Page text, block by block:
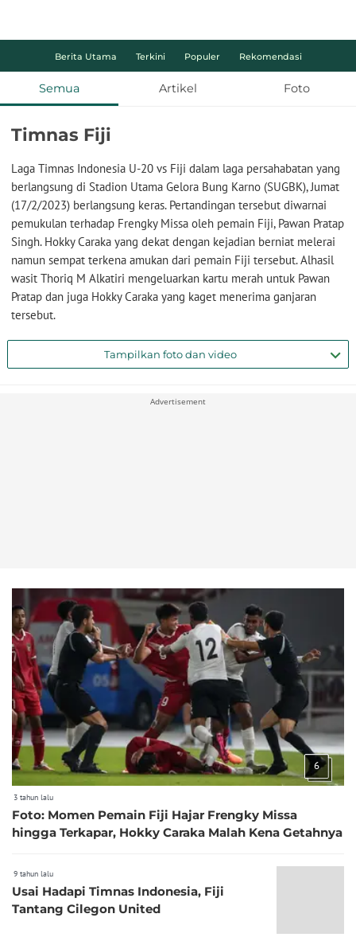
Berita Utama Terkini Populer Rekomendasi
Semua Artikel Foto
Timnas Fiji
Laga Timnas Indonesia U-20 vs Fiji dalam laga persahabatan yang
berlangsung di Stadion Utama Gelora Bung Karno (SUGBK), Jumat
(17/2/2023) berlangsung keras. Pertandingan tersebut diwarnai
pemukulan terhadap Frengky Missa oleh pemain Fiji, Pawan Pratap
Singh. Hokky Caraka yang dekat dengan kejadian berniat melerai
namun sempat terkena amukan dari pemain Fiji tersebut. Alhasil
wasit Thoriq M Alkatiri mengeluarkan kartu merah untuk Pawan
Pratap dan juga Hokky Caraka yang kaget menerima ganjaran
tersebut.
Tampilkan foto dan video
Advertisement
6
3 tahun lalu
Foto: Momen Pemain Fiji Hajar Frengky Missa
hingga Terkapar, Hokky Caraka Malah Kena Getahnya
9 tahun lalu
Usai Hadapi Timnas Indonesia, Fiji
Tantang Cilegon United